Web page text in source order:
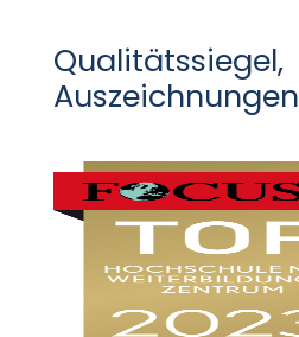
Qualitätssiegel,